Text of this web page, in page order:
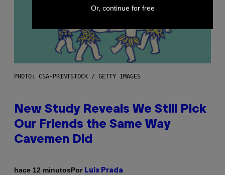
PHOTO: CSA-PRINTSTOCK / GETTY IMAGES
New Study Reveals We Still Pick
Our Friends the Same Way
Cavemen Did
hace 12 minutosPor Luis Prada
Or, continue for free